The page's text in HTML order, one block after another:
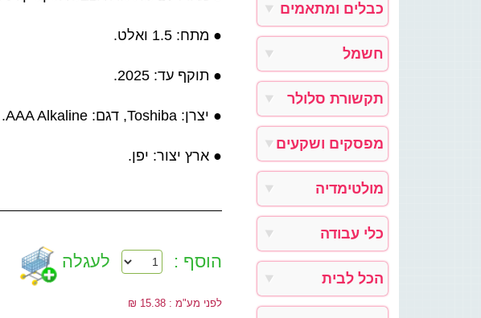
● מתח: 1.5 ואלט.
● תוקף עד: 2025.
● יצרן: Toshiba, דגם: AAA Alkaline.
● ארץ יצור: יפן.
הוסף : לעגלה
לפני מע"מ : 15.38 ₪
כבלים ומתאמים
חשמל
תקשורת סלולר
מפסקים ושקעים
מולטימדיה
כלי עבודה
הכל לבית